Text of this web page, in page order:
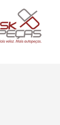
Lojas Físicas